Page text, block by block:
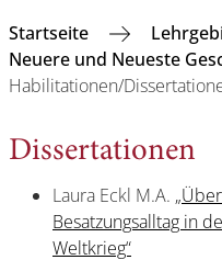
Startseite
Neuere und Neueste
Habilitationen/
Dissertationen
Laura Eckl M.A.
Besatzungsalltag in
Weltkrieg“